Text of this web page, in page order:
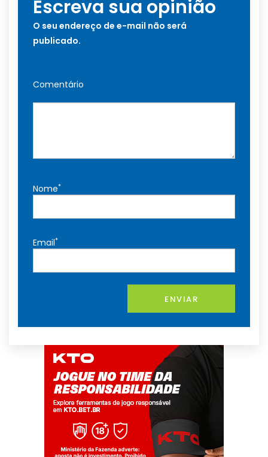
Escreva sua opinião
O seu endereço de e-mail não será
publicado.
Comentário
Nome*
Email*
ENVIAR